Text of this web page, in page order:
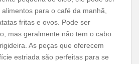
para o café da manhã,
fritas e ovos. Pode ser
mas geralmente não tem o cabo
As peças que oferecem
estriada são perfeitas para se